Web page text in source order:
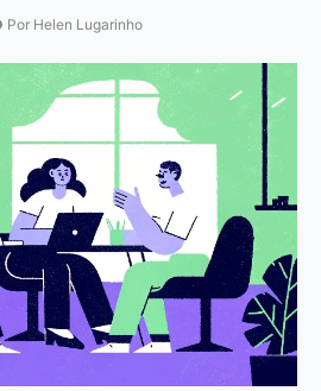
Por Helen Lugarinho